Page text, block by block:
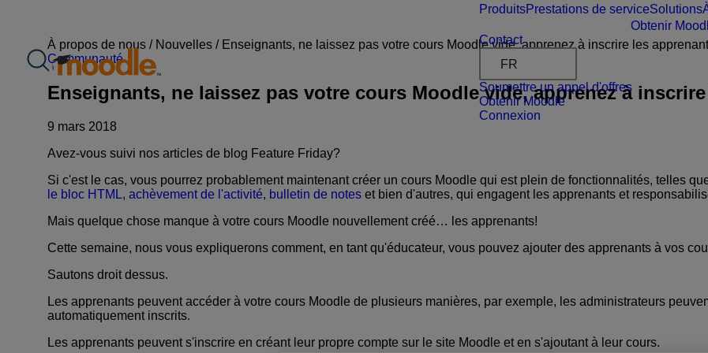
ProduitsPrestations de serviceSolutions
Obtenir
Contact
FR
Soumettre un appel d'offres
Obtenir Moodle
Connexion
À propos de nous / Nouvelles / Enseignants, ne laissez pas votre cours Moodle vide, apprenez à inscrire les
Communauté
Enseignants, ne laissez pas votre cours Moodle vide, apprenez à
9 mars 2018
Avez-vous suivi nos articles de blog Feature Friday?
Si c'est le cas, vous pourrez probablement maintenant créer un cours Moodle qui est plein de fonctionnalités, telles
le bloc HTML, achèvement de l'activité, bulletin de notes et bien d'autres, qui engagent les apprenants et
Mais quelque chose manque à votre cours Moodle nouvellement créé… les apprenants!
Cette semaine, nous vous expliquerons comment, en tant qu'éducateur, vous pouvez ajouter des apprenants à vos
Sautons droit dessus.
Les apprenants peuvent accéder à votre cours Moodle de plusieurs manières, par exemple, les administrateurs
automatiquement inscrits.
Les apprenants peuvent s'inscrire en créant leur propre compte sur le site Moodle et en s'ajoutant à leur cours.